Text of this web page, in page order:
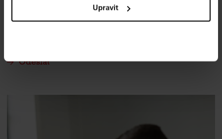
Upravit
Odeslat